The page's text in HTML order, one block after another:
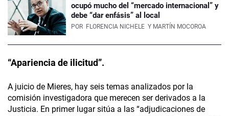
ocupó mucho del “mercado internacional” y
debe “dar enfásis” al local
POR FLORENCIA NICHELE Y MARTÍN MOCOROA
“Apariencia de ilicitud”.
A juicio de Mieres, hay seis temas analizados por la
comisión investigadora que merecen ser derivados a la
Justicia. En primer lugar sitúa a las “adjudicaciones de